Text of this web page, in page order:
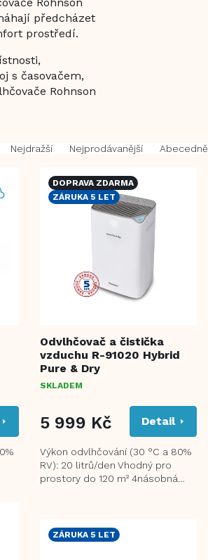
předcházet
prostředí.
s časovačem,
Rohnson
Nejdražší Nejprodávanější Abecedně
DOPRAVA ZDARMA
ZÁRUKA 5 LET
Odvlhčovač a čistička
vzduchu R-91020 Hybrid
Pure & Dry
SKLADEM
5 999 Kč Detail
Výkon odvlhčování (30 °C a 80%
RV): 20 litrů/den Vhodný pro
prostory do 120 m² 4násobná
ZÁRUKA 5 LET